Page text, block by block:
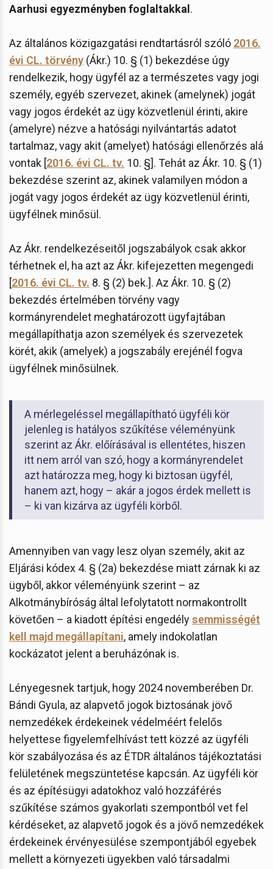
Aarhusi egyezményben foglaltakkal .
Az általános közigazgatási rendtartásról szóló 2016.
évi CL. törvény (Ákr.) 10. § (1) bekezdése úgy
rendelkezik, hogy ügyfél az a természetes vagy jogi
személy, egyéb szervezet, akinek (amelynek) jogát
vagy jogos érdekét az ügy közvetlenül érinti, akire
(amelyre) nézve a hatósági nyilvántartás adatot
tartalmaz, vagy akit (amelyet) hatósági ellenőrzés alá
vontak [2016. évi CL. tv. 10. §]. Tehát az Ákr. 10. § (1)
bekezdése szerint az, akinek valamilyen módon a
jogát vagy jogos érdekét az ügy közvetlenül érinti,
ügyfélnek minősül.
Az Ákr. rendelkezéseitől jogszabályok csak akkor
térhetnek el, ha azt az Ákr. kifejezetten megengedi
[2016. évi CL. tv. 8. § (2) bek.]. Az Ákr. 10. § (2)
bekezdés értelmében törvény vagy
kormányrendelet meghatározott ügyfajtában
megállapíthatja azon személyek és szervezetek
körét, akik (amelyek) a jogszabály erejénél fogva
ügyfélnek minősülnek.
A mérlegeléssel megállapítható ügyféli kör
jelenleg is hatályos szűkítése véleményünk
szerint az Ákr. előírásával is ellentétes, hiszen
itt nem arról van szó, hogy a kormányrendelet
azt határozza meg, hogy ki biztosan ügyfél,
hanem azt, hogy – akár a jogos érdek mellett is
– ki van kizárva az ügyféli körből.
Amennyiben van vagy lesz olyan személy, akit az
Eljárási kódex 4. § (2a) bekezdése miatt zárnak ki az
ügyből, akkor véleményünk szerint – az
Alkotmánybíróság által lefolytatott normakontrollt
követően – a kiadott építési engedélysemmisségét
kell majd megállapítani, amely indokolatlan
kockázatot jelent a beruházónak is.
Lényegesnek tartjuk, hogy 2024 novemberében Dr.
Bándi Gyula, az alapvető jogok biztosának jövő
nemzedékek érdekeinek védelméért felelős
helyettese figyelemfelhívást tett közzé az ügyféli
kör szabályozása és az ÉTDR általános tájékoztatási
felületének megszüntetése kapcsán. Az ügyféli kör
és az építésügyi adatokhoz való hozzáférés
szűkítése számos gyakorlati szempontból vet fel
kérdéseket, az alapvető jogok és a jövő nemzedékek
érdekeinek érvényesülése szempontjából egyebek
mellett a környezeti ügyekben való társadalmi